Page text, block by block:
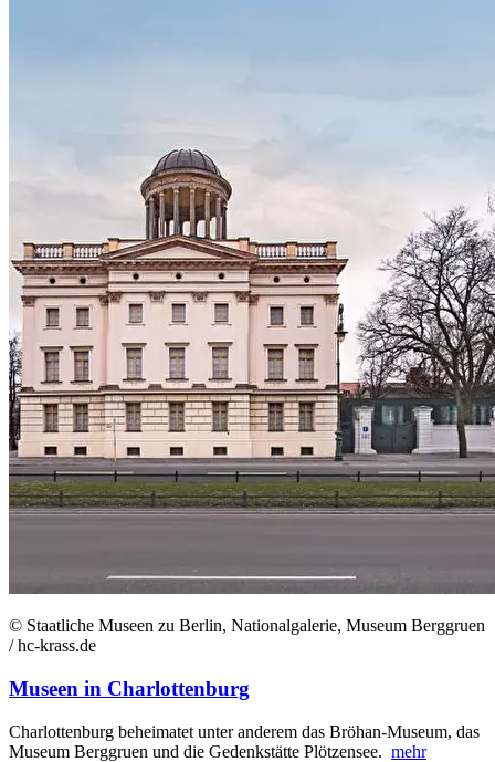
© Staatliche Museen zu Berlin, Nationalgalerie, Museum Berggruen
/ hc-krass.de
Museen in Charlottenburg
Charlottenburg beheimatet unter anderem das Bröhan-Museum, das
Museum Berggruen und die Gedenkstätte Plötzensee. mehr